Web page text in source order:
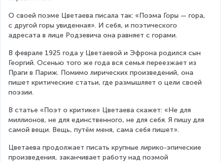
О своей поэме Цветаева писала так: «Поэма Горы — гора,
с другой горы увиденная». И себя, и поэтического
адресата в лице Родзевича она равняет с горами.
В феврале 1925 года у Цветаевой и Эфрона родился сын
Георгий. Осенью того же года вся семья переезжает из
Праги в Париж. Помимо лирических произведений, она
пишет критические статьи, где размышляет о цели своей
поэзии.
В статье «Поэт о критике» Цветаева скажет: «Не для
миллионов, не для единственного, не для себя. Я пишу для
самой вещи. Вещь, путём меня, сама себя пишет».
Цветаева продолжает писать крупные лирико-эпические
произведения, заканчивает работу над поэмой